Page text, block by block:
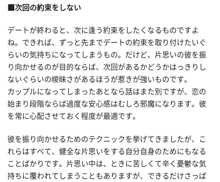
■次回の約束をしない
デートが終わると、次に逢う約束をしたくなるものですよ
ね。できれば、ずっと先までデートの約束を取り付けたいぐ
らいの気持ちになってしまうもの。だけど、片思いの彼を振
り向かせるのが目的ならば、次回があるかどうかはっきりし
ないぐらいの曖昧さがあるほうが惹きが強いものです。
カップルになってしまったあとなら話はまた別ですが、恋の
始まり段階ならば過度な安心感はむしろ邪魔になります。彼
を常に心配させておく程度が最適です。
彼を振り向かせるためのテクニックを挙げてきましたが、こ
れらはすべて、健全な片思いをする自分自身のためにもなる
ことばかりです。片思い中は、ときに苦しくて辛く憂鬱な気
持ちに覆われてしまうこともありますが、できるだけさっぱ